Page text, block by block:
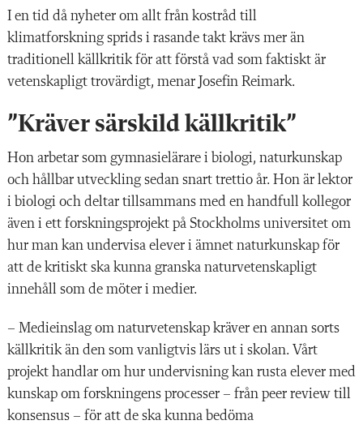
I en tid då nyheter om allt från kostråd till
klimatforskning sprids i rasande takt krävs mer än
traditionell källkritik för att förstå vad som faktiskt är
vetenskapligt trovärdigt, menar Josefin Reimark.
”Kräver särskild källkritik”
Hon arbetar som gymnasielärare i biologi, naturkunskap
och hållbar utveckling sedan snart trettio år. Hon är lektor
i biologi och deltar tillsammans med en handfull kollegor
även i ett forskningsprojekt på Stockholms universitet om
hur man kan undervisa elever i ämnet naturkunskap för
att de kritiskt ska kunna granska naturvetenskapligt
innehåll som de möter i medier.
– Medieinslag om naturvetenskap kräver en annan sorts
källkritik än den som vanligtvis lärs ut i skolan. Vårt
projekt handlar om hur undervisning kan rusta elever med
kunskap om forskningens processer – från peer review till
konsensus – för att de ska kunna bedöma